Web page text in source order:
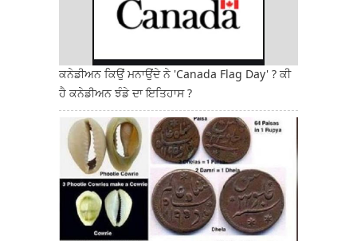
ਕਨੇਡੀਅਨ ਕਿਉਂ ਮਨਾਉਂਦੇ ਨੇ 'Canada Flag Day' ? ਕੀ
ਹੈ ਕਨੇਡੀਅਨ ਝੰਡੇ ਦਾ ਇਤਿਹਾਸ ?